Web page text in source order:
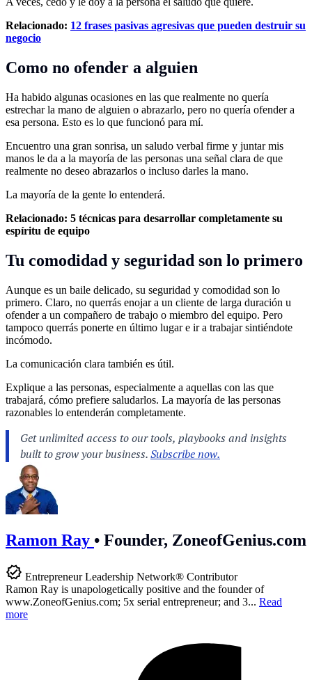
Relacionado: 12 frases pasivas agresivas que pueden destruir su
negocio
Como no ofender a alguien
Ha habido algunas ocasiones en las que realmente no quería
estrechar la mano de alguien o abrazarlo, pero no quería ofender a
esa persona. Esto es lo que funcionó para mí.
Encuentro una gran sonrisa, un saludo verbal firme y juntar mis
manos le da a la mayoría de las personas una señal clara de que
realmente no deseo abrazarlos o incluso darles la mano.
La mayoría de la gente lo entenderá.
Relacionado: 5 técnicas para desarrollar completamente su
espíritu de equipo
Tu comodidad y seguridad son lo primero
Aunque es un baile delicado, su seguridad y comodidad son lo
primero. Claro, no querrás enojar a un cliente de larga duración u
ofender a un compañero de trabajo o miembro del equipo. Pero
tampoco querrás ponerte en último lugar e ir a trabajar sintiéndote
incómodo.
La comunicación clara también es útil.
Explique a las personas, especialmente a aquellas con las que
trabajará, cómo prefiere saludarlos. La mayoría de las personas
razonables lo entenderán completamente.
Ramon Ray • Founder, ZoneofGenius.com
Entrepreneur Leadership Network® Contributor
Ramon Ray is unapologetically positive and the founder of
www.ZoneofGenius.com; 5x serial entrepreneur; and 3... Read
more